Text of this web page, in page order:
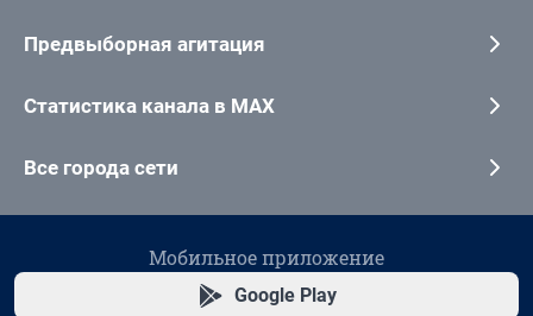
Предвыборная агитация
Статистика канала в MAX
Все города сети
Мобильное приложение
Google Play